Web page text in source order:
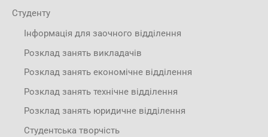
Студенту
Інформація для заочного відділення
Розклад занять викладачів
Розклад занять економічне відділення
Розклад занять технічне відділення
Розклад занять юридичне відділення
Студентська творчість